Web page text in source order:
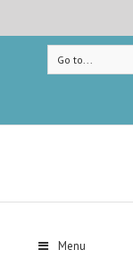
Go to...
Menu